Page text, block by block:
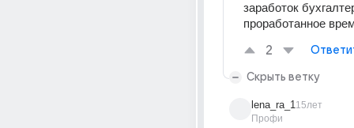
заработок
проработанное
2
Скрыть ветку
lena_ra_1
Профи
15лет